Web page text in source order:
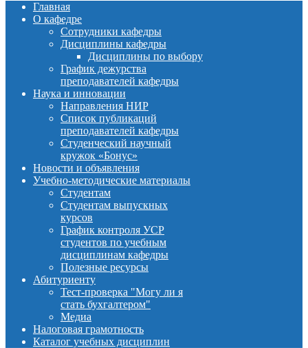
Главная
О кафедре
Сотрудники кафедры
Дисциплины кафедры
Дисциплины по выбору
График дежурства
преподавателей кафедры
Наука и инновации
Направления НИР
Список публикаций
преподавателей кафедры
Студенческий научный
кружок «Бонус»
Новости и объявления
Учебно-методические материалы
Студентам
Студентам выпускных
курсов
График контроля УСР
студентов по учебным
дисциплинам кафедры
Полезные ресурсы
Абитуриенту
Тест-проверка "Могу ли я
стать бухгалтером"
Медиа
Налоговая грамотность
Каталог учебных дисциплин